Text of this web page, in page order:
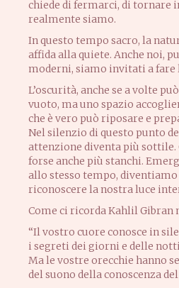
chiede di fermarci, di tornare
realmente siamo.
In questo tempo sacro, la
affida alla quiete. Anche noi,
moderni, siamo invitati a fare
L’oscurità, anche se a volte
vuoto, ma uno spazio
che è vero può riposare e
Nel silenzio di questo punto
attenzione diventa più sottile.
forse anche più stanchi.
allo stesso tempo,
riconoscere la nostra luce
Come ci ricorda Kahlil Gibran
“Il vostro cuore conosce in
i segreti dei giorni e delle
Ma le vostre orecchie hanno
del suono della conoscenza